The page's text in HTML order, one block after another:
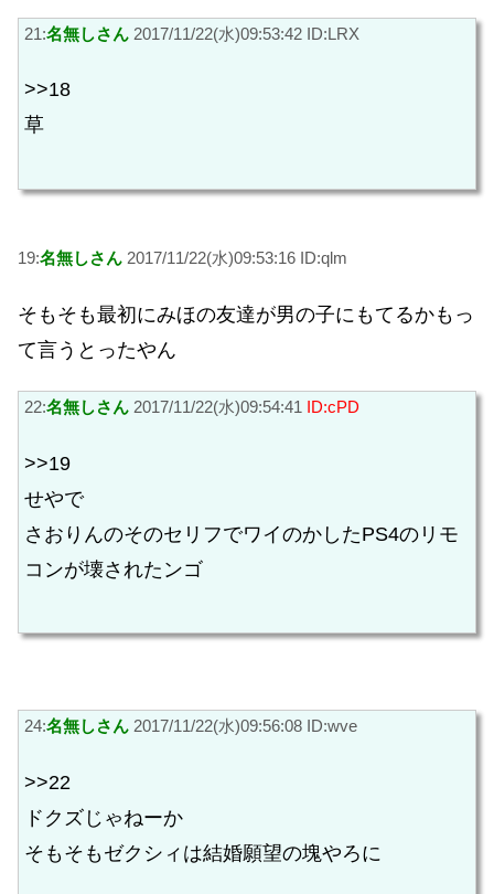
21:名無しさん 2017/11/22(水)09:53:42 ID:LRX
>>18
草
19:名無しさん 2017/11/22(水)09:53:16 ID:qlm
そもそも最初にみほの友達が男の子にもてるかもっ
て言うとったやん
22:名無しさん 2017/11/22(水)09:54:41 ID:cPD
>>19
せやで
さおりんのそのセリフでワイのかしたPS4のリモ
コンが壊されたンゴ
24:名無しさん 2017/11/22(水)09:56:08 ID:wve
>>22
ドクズじゃねーか
そもそもゼクシィは結婚願望の塊やろに